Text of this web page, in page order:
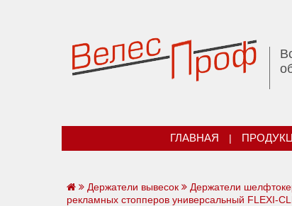
ГЛАВНАЯ |
Держатели вывесок Держатели
рекламных стопперов универсальный FLEXI-